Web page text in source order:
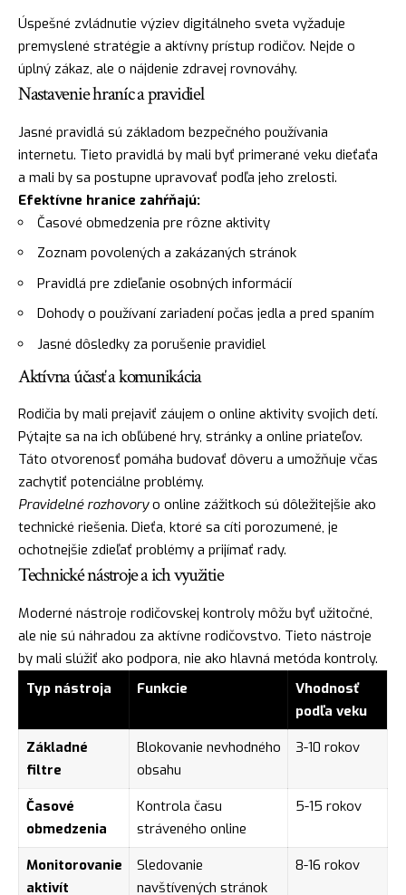
Úspešné zvládnutie výziev digitálneho sveta vyžaduje
premyslené stratégie a aktívny prístup rodičov. Nejde o
úplný zákaz, ale o nájdenie zdravej rovnováhy.
Nastavenie hraníc a pravidiel
Jasné pravidlá sú základom bezpečného používania
internetu. Tieto pravidlá by mali byť primerané veku dieťaťa
a mali by sa postupne upravovať podľa jeho zrelosti.
Efektívne hranice zahŕňajú:
Časové obmedzenia pre rôzne aktivity
Zoznam povolených a zakázaných stránok
Pravidlá pre zdieľanie osobných informácií
Dohody o používaní zariadení počas jedla a pred spaním
Jasné dôsledky za porušenie pravidiel
Aktívna účasť a komunikácia
Rodičia by mali prejaviť záujem o online aktivity svojich detí.
Pýtajte sa na ich obľúbené hry, stránky a online priateľov.
Táto otvorenosť pomáha budovať dôveru a umožňuje včas
zachytiť potenciálne problémy.
Pravidelné rozhovoryo online zážitkoch sú dôležitejšie ako
technické riešenia. Dieťa, ktoré sa cíti porozumené, je
ochotnejšie zdieľať problémy a prijímať rady.
Technické nástroje a ich využitie
Moderné nástroje rodičovskej kontroly môžu byť užitočné,
ale nie sú náhradou za aktívne rodičovstvo. Tieto nástroje
by mali slúžiť ako podpora, nie ako hlavná metóda kontroly.
Typ nástroja
Funkcie
Vhodnosť
podľa veku
Základné
filtre
Blokovanie nevhodného
obsahu
3-10 rokov
Časové
obmedzenia
Kontrola času
stráveného online
5-15 rokov
Monitorovanie
aktivít
Sledovanie
navštívených stránok
8-16 rokov